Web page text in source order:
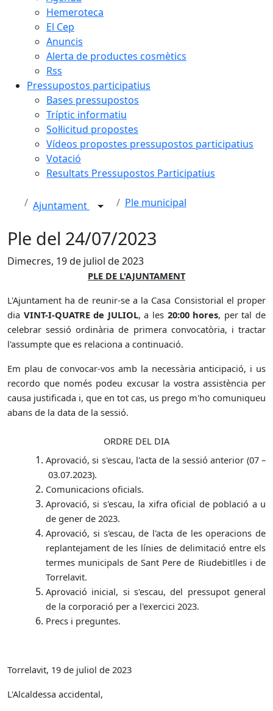
Hemeroteca
El Cep
Anuncis
Alerta de productes cosmètics
Rss
Pressupostos participatius
Bases pressupostos
Tríptic informatiu
Sol·licitud propostes
Vídeos propostes pressupostos participatius
Votació
Resultats Pressupostos Participatius
Ajuntament Ple municipal
Ple del 24/07/2023
Dimecres, 19 de juliol de 2023
PLE DE L'AJUNTAMENT
L'Ajuntament ha de reunir-se a la Casa Consistorial el proper
dia VINT-I-QUATRE de JULIOL, a les 20:00 hores, per tal de
celebrar sessió ordinària de primera convocatòria, i tractar
l'assumpte que es relaciona a continuació.
Em plau de convocar-vos amb la necessària anticipació, i us
recordo que només podeu excusar la vostra assistència per
causa justificada i, que en tot cas, us prego m'ho comuniqueu
abans de la data de la sessió.
ORDRE DEL DIA
Aprovació, si s'escau, l'acta de la sessió anterior (07 –
03.07.2023).
Comunicacions oficials.
Aprovació, si s'escau, la xifra oficial de població a u
de gener de 2023.
Aprovació, si s'escau, de l'acta de les operacions de
replantejament de les línies de delimitació entre els
termes municipals de Sant Pere de Riudebitlles i de
Torrelavit.
Aprovació inicial, si s'escau, del pressupot general
de la corporació per a l'exercici 2023.
Precs i preguntes.
Torrelavit, 19 de juliol de 2023
L'Alcaldessa accidental,